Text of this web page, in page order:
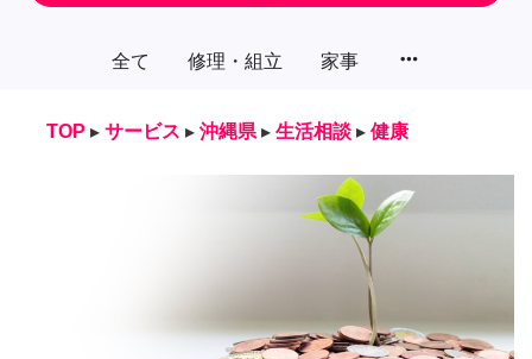
全て 修理・組立 家事 more_horiz
TOP ▸ サービス ▸ 沖縄県 ▸ 生活相談 ▸ 健康